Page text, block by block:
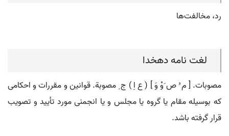
رد، مخالفت‌ها
لغت نامه دهخدا
مصوبات. [ م ُ ص َوْ وَ ] ( ع اِ ) ج ِ مصوبة. قوانین و مقررات و احکامی
که بوسیله مقام یا گروه یا مجلس و یا انجمنی مورد تأیید و تصویب
قرار گرفته باشد.